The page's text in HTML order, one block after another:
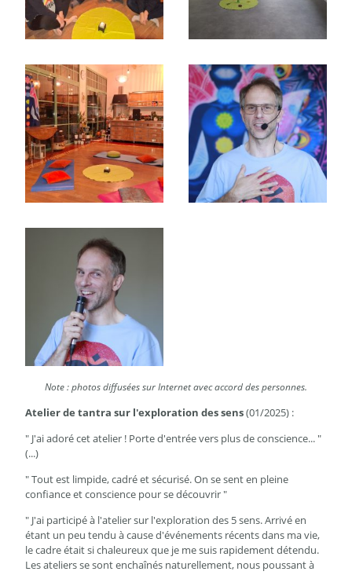
Note : photos diffusées sur Internet avec accord des personnes.
Atelier de tantra sur l'exploration des sens(01/2025) :
" J'ai adoré cet atelier ! Porte d'entrée vers plus de conscience... "
(...)
" Tout est limpide, cadré et sécurisé. On se sent en pleine
confiance et conscience pour se découvrir "
" J'ai participé à l'atelier sur l'exploration des 5 sens. Arrivé en
étant un peu tendu à cause d'événements récents dans ma vie,
le cadre était si chaleureux que je me suis rapidement détendu.
Les ateliers se sont enchaînés naturellement, nous poussant à